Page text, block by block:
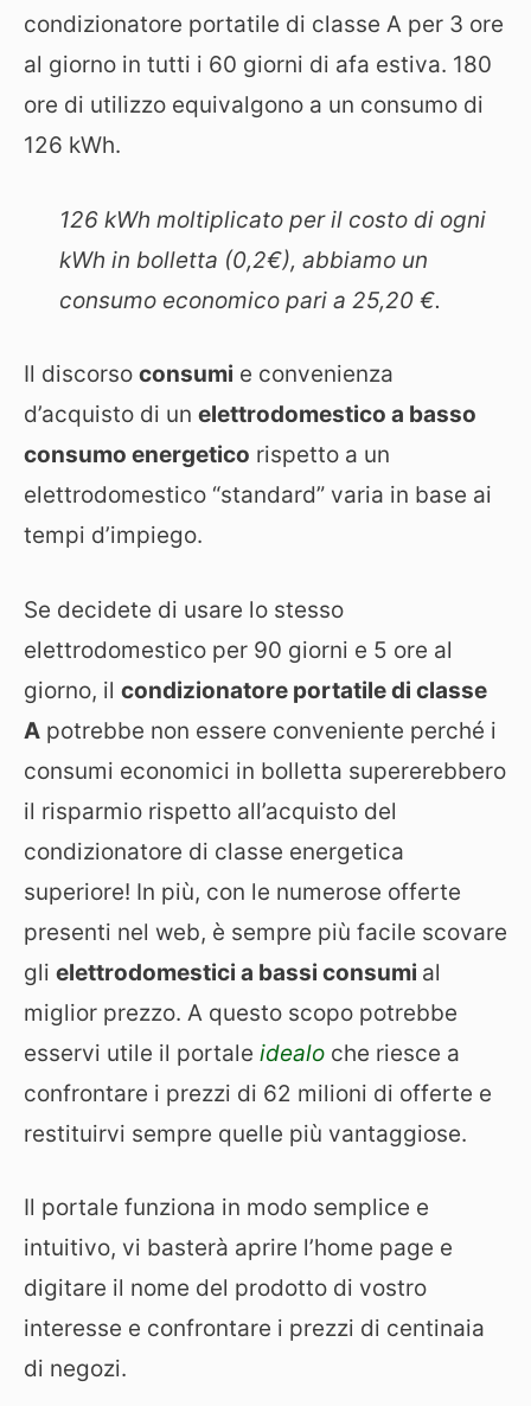
condizionatore portatile di classe A per 3 ore
al giorno in tutti i 60 giorni di afa estiva. 180
ore di utilizzo equivalgono a un consumo di
126 kWh.
126 kWh moltiplicato per il costo di ogni
kWh in bolletta (0,2€), abbiamo un
consumo economico pari a 25,20 €.
Il discorso consumi e convenienza
d’acquisto di un elettrodomestico a basso
consumo energetico rispetto a un
elettrodomestico “standard” varia in base ai
tempi d’impiego.
Se decidete di usare lo stesso
elettrodomestico per 90 giorni e 5 ore al
giorno, il condizionatore portatile di classe
A potrebbe non essere conveniente perché i
consumi economici in bolletta supererebbero
il risparmio rispetto all’acquisto del
condizionatore di classe energetica
superiore! In più, con le numerose offerte
presenti nel web, è sempre più facile scovare
gli elettrodomestici a bassi consumi al
miglior prezzo. A questo scopo potrebbe
esservi utile il portale idealo che riesce a
confrontare i prezzi di 62 milioni di offerte e
restituirvi sempre quelle più vantaggiose.
Il portale funziona in modo semplice e
intuitivo, vi basterà aprire l’home page e
digitare il nome del prodotto di vostro
interesse e confrontare i prezzi di centinaia
di negozi.